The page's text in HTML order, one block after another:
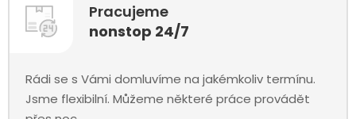
Pracujeme
nonstop 24/7
Rádi se s Vámi domluvíme na jakémkoliv termínu.
Jsme flexibilní. Můžeme některé práce provádět